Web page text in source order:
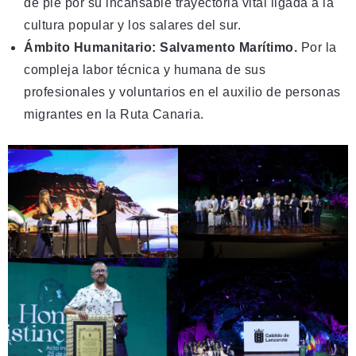
cultura popular y los salares del sur.
Ámbito Humanitario: Salvamento Marítimo. Por la
compleja labor técnica y humana de sus
profesionales y voluntarios en el auxilio de personas
migrantes en la Ruta Canaria.